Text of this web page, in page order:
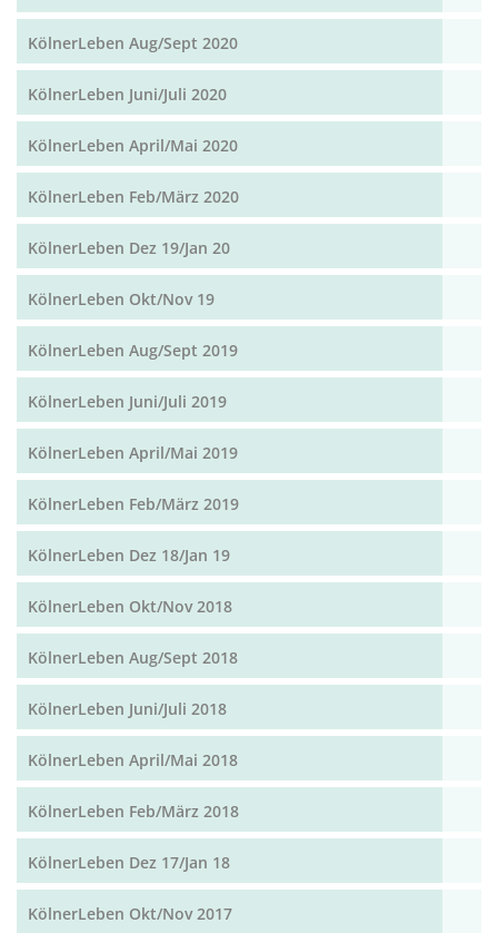
KölnerLeben Aug/Sept 2020
KölnerLeben Juni/Juli 2020
KölnerLeben April/Mai 2020
KölnerLeben Feb/März 2020
KölnerLeben Dez 19/Jan 20
KölnerLeben Okt/Nov 19
KölnerLeben Aug/Sept 2019
KölnerLeben Juni/Juli 2019
KölnerLeben April/Mai 2019
KölnerLeben Feb/März 2019
KölnerLeben Dez 18/Jan 19
KölnerLeben Okt/Nov 2018
KölnerLeben Aug/Sept 2018
KölnerLeben Juni/Juli 2018
KölnerLeben April/Mai 2018
KölnerLeben Feb/März 2018
KölnerLeben Dez 17/Jan 18
KölnerLeben Okt/Nov 2017